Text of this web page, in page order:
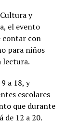
y
el evento
contar con
para niños
lectura.
a 18, y
escolares
que durante
de 12 a 20.